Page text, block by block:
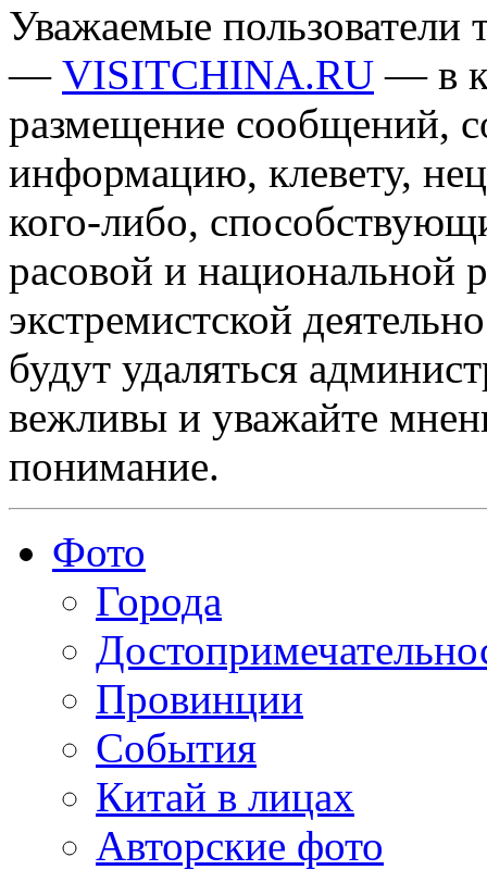
Уважаемые пользователи
— VISITCHINA.RU — в
размещение сообщений,
информацию, клевету,
кого-либо,
расовой и национальной
экстремистской
будут удаляться
вежливы и уважайте
понимание.
Фото
Города
Провинции
События
Китай в лицах
Авторские фото